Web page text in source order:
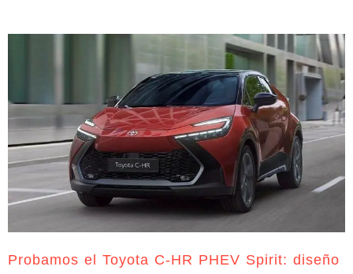
Probamos el Toyota C-HR PHEV Spirit: diseño